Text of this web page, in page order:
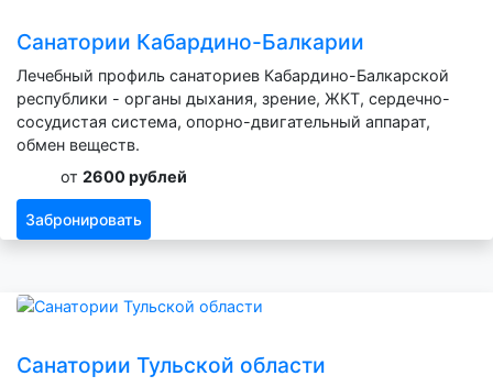
Санатории Кабардино-Балкарии
Лечебный профиль санаториев Кабардино-Балкарской
республики - органы дыхания, зрение, ЖКТ, сердечно-
сосудистая система, опорно-двигательный аппарат,
обмен веществ.
от 2600 рублей
Забронировать
Санатории Тульской области